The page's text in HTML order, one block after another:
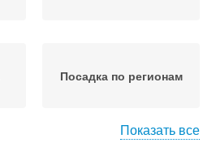
Посадка по регионам
Показать все